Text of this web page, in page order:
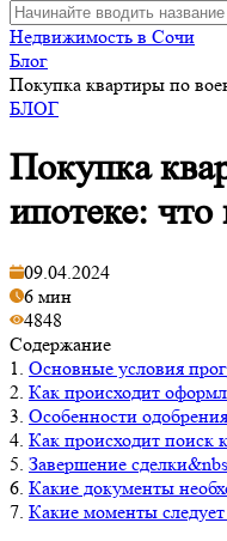
Недвижимость в Сочи
Блог
Покупка квартиры по
БЛОГ
Покупка
ипотеке:
09.04.2024
6 мин
4848
Содержание
1. Основные условия
2. Как происходит
3. Особенности
4. Как происходит поиск
5. Завершение
6. Какие документы
7. Какие моменты следует